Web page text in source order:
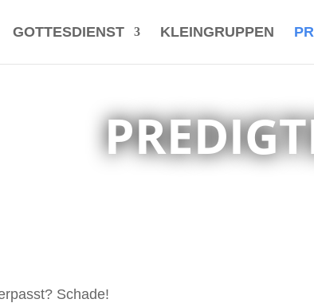
GOTTESDIENST KLEINGRUPPEN
Schade!